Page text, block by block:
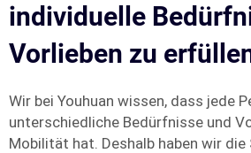
individuelle
Vorlieben zu
Wir bei Youhuan wissen, dass jede
unterschiedliche Bedürfnisse und
Mobilität hat. Deshalb haben wir die